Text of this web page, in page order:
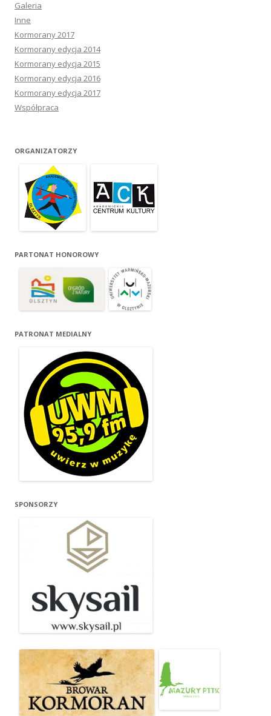
Galeria
Inne
Kormorany 2017
Kormorany edycja 2014
Kormorany edycja 2015
Kormorany edycja 2016
Kormorany edycja 2017
Współpraca
ORGANIZATORZY
PARTONAT HONOROWY
PATRONAT MEDIALNY
SPONSORZY